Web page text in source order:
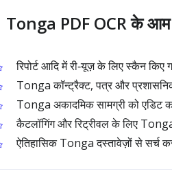
Tonga PDF OCR के आम
रिपोर्ट आदि में री‑यूज़ के लिए स्कैन
Tonga कॉन्ट्रैक्ट, पत्र और
Tonga अकादमिक सामग्री को एडिट
कैटलॉगिंग और रिट्रीवल के लिए
ऐतिहासिक Tonga दस्तावेज़ों से सर्च